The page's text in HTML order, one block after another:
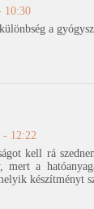
10:30
a
- 12:22
kell rá
a
készítményt